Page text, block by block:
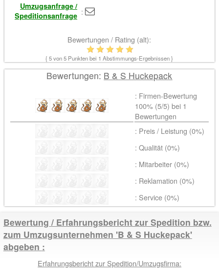
Umzugsanfrage /
Speditionsanfrage :
Bewertungen / Rating (alt):
{5von 5 Punkten bei 1 Abstimmungs-Ergebnissen }
Bewertungen: B & S Huckepack
: Firmen-Bewertung
100% (5/5) bei 1
Bewertungen
: Preis / Leistung (0%)
: Qualität (0%)
: Mitarbeiter (0%)
: Reklamation (0%)
: Service (0%)
Bewertung / Erfahrungsbericht zur Spedition bzw.
zum Umzugsunternehmen 'B & S Huckepack'
abgeben
Erfahrungsbericht zur Spedition/Umzugsfirma: